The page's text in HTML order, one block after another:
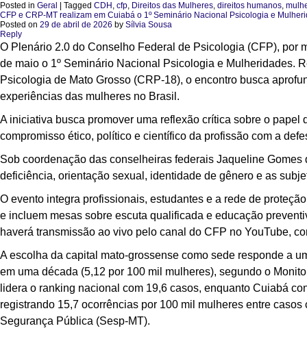
Posted in Geral Tagged CDH , cfp, Direitos das Mulheres, direitos humanos,
CFP e CRP-MT realizam em Cuiabá o 1º Seminário Nacional Psicologia e
Posted on 29 de abril de 2026 by Sílvia Sousa
Reply
O Plenário 2.0 do Conselho Federal de Psicologia (CFP), por
de maio o 1º Seminário Nacional Psicologia e Mulheridades.
Psicologia de Mato Grosso (CRP-18), o encontro busca
experiências das mulheres no Brasil.
A iniciativa busca promover uma reflexão crítica sobre o
compromisso ético, político e científico da profissão com a
Sob coordenação das conselheiras federais Jaqueline
deficiência, orientação sexual, identidade de gênero e as
O evento integra profissionais, estudantes e a rede de
e incluem mesas sobre escuta qualificada e educação
haverá transmissão ao vivo pelo canal do CFP no YouTube,
A escolha da capital mato-grossense como sede responde a
em uma década (5,12 por 100 mil mulheres), segundo o
lidera o ranking nacional com 19,6 casos, enquanto Cuiabá
registrando 15,7 ocorrências por 100 mil mulheres entre
Segurança Pública (Sesp-MT).